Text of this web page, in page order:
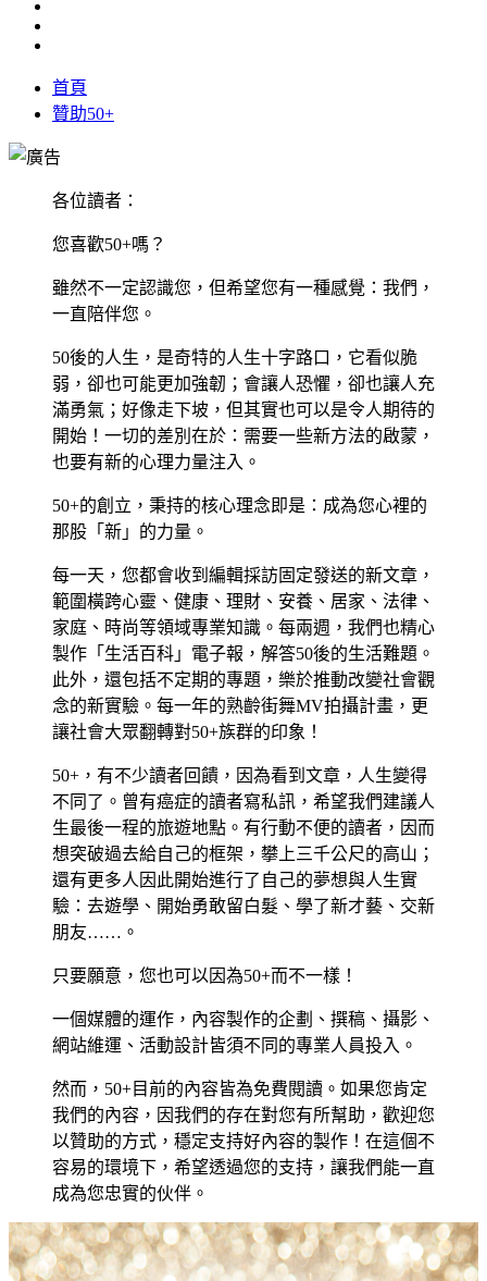
首頁
贊助50+
各位讀者：
您喜歡50+嗎？
雖然不一定認識您，但希望您有一種感覺：我們，
一直陪伴您。
50後的人生，是奇特的人生十字路口，它看似脆
弱，卻也可能更加強韌；會讓人恐懼，卻也讓人充
滿勇氣；好像走下坡，但其實也可以是令人期待的
開始！一切的差別在於：需要一些新方法的啟蒙，
也要有新的心理力量注入。
50+的創立，秉持的核心理念即是：成為您心裡的
那股「新」的力量。
每一天，您都會收到編輯採訪固定發送的新文章，
範圍橫跨心靈、健康、理財、安養、居家、法律、
家庭、時尚等領域專業知識。每兩週，我們也精心
製作「生活百科」電子報，解答50後的生活難題。
此外，還包括不定期的專題，樂於推動改變社會觀
念的新實驗。每一年的熟齡街舞MV拍攝計畫，更
讓社會大眾翻轉對50+族群的印象！
50+，有不少讀者回饋，因為看到文章，人生變得
不同了。曾有癌症的讀者寫私訊，希望我們建議人
生最後一程的旅遊地點。有行動不便的讀者，因而
想突破過去給自己的框架，攀上三千公尺的高山；
還有更多人因此開始進行了自己的夢想與人生實
驗：去遊學、開始勇敢留白髮、學了新才藝、交新
朋友……。
只要願意，您也可以因為50+而不一樣！
一個媒體的運作，內容製作的企劃、撰稿、攝影、
網站維運、活動設計皆須不同的專業人員投入。
然而，50+目前的內容皆為免費閱讀。如果您肯定
我們的內容，因我們的存在對您有所幫助，歡迎您
以贊助的方式，穩定支持好內容的製作！在這個不
容易的環境下，希望透過您的支持，讓我們能一直
成為您忠實的伙伴。